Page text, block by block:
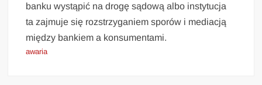
banku wystąpić na drogę sądową albo instytucja
ta zajmuje się rozstrzyganiem sporów i mediacją
między bankiem a konsumentami.
awaria